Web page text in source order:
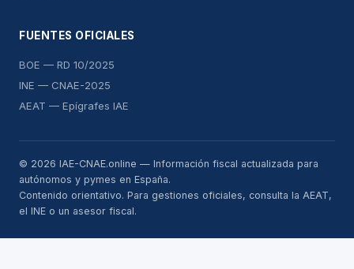
FUENTES OFICIALES
BOE — RD 10/2025
INE — CNAE-2025
AEAT — Epígrafes IAE
© 2026 IAE-CNAE.online — Información fiscal actualizada para
autónomos y pymes en España.
Contenido orientativo. Para gestiones oficiales, consulta la AEAT,
el INE o un asesor fiscal.